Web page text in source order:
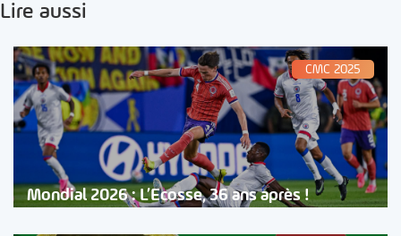
Lire aussi
CMC 2025
Mondial 2026 : L’Ecosse, 36 ans après !